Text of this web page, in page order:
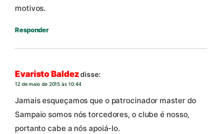
motivos.
Responder
Evaristo Baldez disse:
12 de maio de 2015 às 10:44
Jamais esqueçamos que o patrocinador master do
Sampaio somos nós torcedores, o clube é nosso,
portanto cabe a nós apoiá-lo.